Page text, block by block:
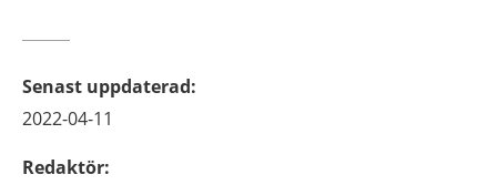
Senast uppdaterad:
2022-04-11
Redaktör: